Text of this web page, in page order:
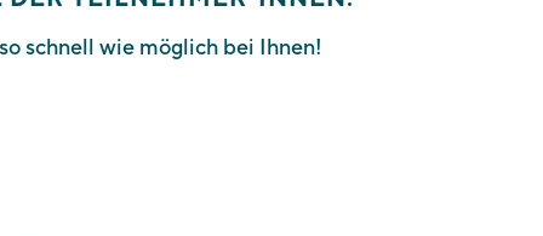
schnell wie möglich bei Ihnen!